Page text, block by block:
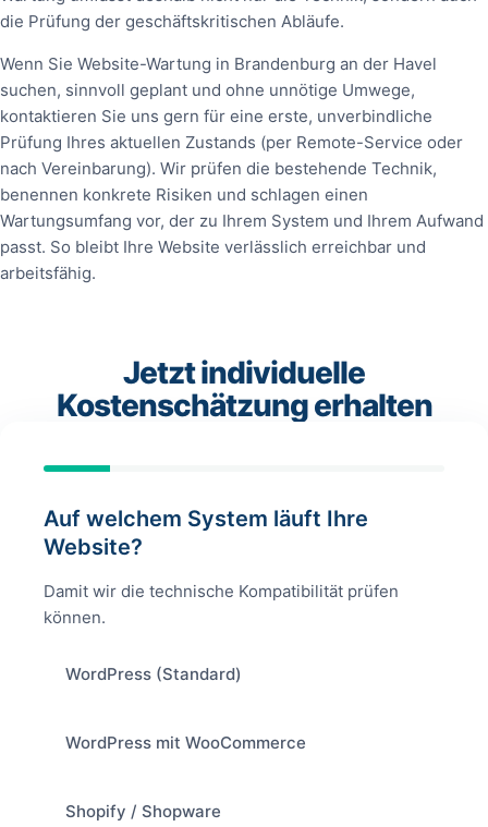
die Prüfung der geschäftskritischen Abläufe.
Wenn Sie Website-Wartung in Brandenburg an der Havel
suchen, sinnvoll geplant und ohne unnötige Umwege,
kontaktieren Sie uns gern für eine erste, unverbindliche
Prüfung Ihres aktuellen Zustands (per Remote-Service oder
nach Vereinbarung). Wir prüfen die bestehende Technik,
benennen konkrete Risiken und schlagen einen
Wartungsumfang vor, der zu Ihrem System und Ihrem Aufwand
passt. So bleibt Ihre Website verlässlich erreichbar und
arbeitsfähig.
Jetzt individuelle
Kostenschätzung erhalten
Auf welchem System läuft Ihre
Website?
Damit wir die technische Kompatibilität prüfen
können.
WordPress (Standard)
WordPress mit WooCommerce
Shopify / Shopware